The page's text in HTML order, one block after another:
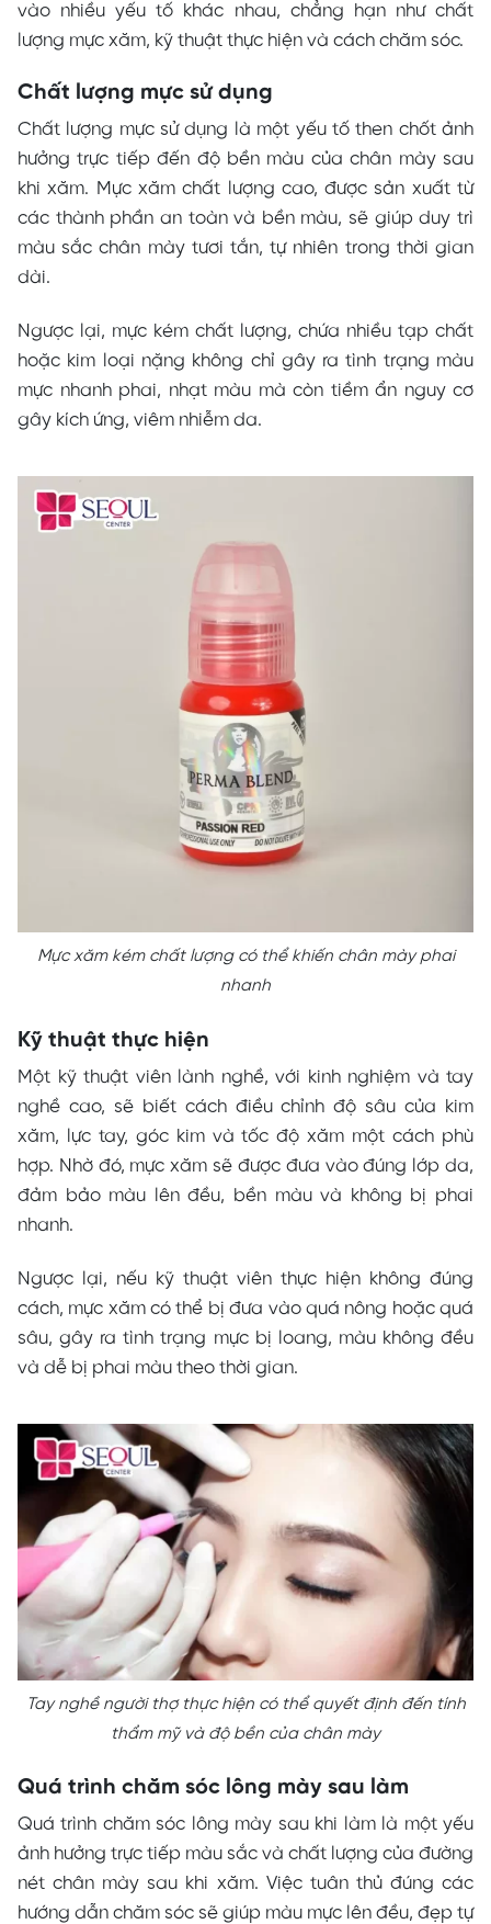
vào nhiều yếu tố khác nhau, chẳng hạn như chất
lượng mực xăm, kỹ thuật thực hiện và cách chăm sóc.
Chất lượng mực sử dụng
Chất lượng mực sử dụng là một yếu tố then chốt ảnh
hưởng trực tiếp đến độ bền màu của chân mày sau
khi xăm. Mực xăm chất lượng cao, được sản xuất từ
các thành phần an toàn và bền màu, sẽ giúp duy trì
màu sắc chân mày tươi tắn, tự nhiên trong thời gian
dài.
Ngược lại, mực kém chất lượng, chứa nhiều tạp chất
hoặc kim loại nặng không chỉ gây ra tình trạng màu
mực nhanh phai, nhạt màu mà còn tiềm ẩn nguy cơ
gây kích ứng, viêm nhiễm da.
Mực xăm kém chất lượng có thể khiến chân mày phai
nhanh
Kỹ thuật thực hiện
Một kỹ thuật viên lành nghề, với kinh nghiệm và tay
nghề cao, sẽ biết cách điều chỉnh độ sâu của kim
xăm, lực tay, góc kim và tốc độ xăm một cách phù
hợp. Nhờ đó, mực xăm sẽ được đưa vào đúng lớp da,
đảm bảo màu lên đều, bền màu và không bị phai
nhanh.
Ngược lại, nếu kỹ thuật viên thực hiện không đúng
cách, mực xăm có thể bị đưa vào quá nông hoặc quá
sâu, gây ra tình trạng mực bị loang, màu không đều
và dễ bị phai màu theo thời gian.
Tay nghề người thợ thực hiện có thể quyết định đến tính
thẩm mỹ và độ bền của chân mày
Quá trình chăm sóc lông mày sau làm
Quá trình chăm sóc lông mày sau khi làm là một yếu
ảnh hưởng trực tiếp màu sắc và chất lượng của đường
nét chân mày sau khi xăm. Việc tuân thủ đúng các
hướng dẫn chăm sóc sẽ giúp màu mực lên đều, đẹp tự